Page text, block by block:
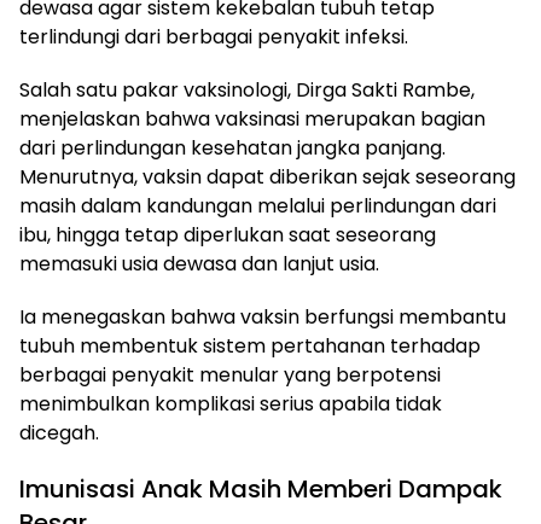
dewasa agar sistem kekebalan tubuh tetap
terlindungi dari berbagai penyakit infeksi.
Salah satu pakar vaksinologi, Dirga Sakti Rambe,
menjelaskan bahwa vaksinasi merupakan bagian
dari perlindungan kesehatan jangka panjang.
Menurutnya, vaksin dapat diberikan sejak seseorang
masih dalam kandungan melalui perlindungan dari
ibu, hingga tetap diperlukan saat seseorang
memasuki usia dewasa dan lanjut usia.
Ia menegaskan bahwa vaksin berfungsi membantu
tubuh membentuk sistem pertahanan terhadap
berbagai penyakit menular yang berpotensi
menimbulkan komplikasi serius apabila tidak
dicegah.
Imunisasi Anak Masih Memberi Dampak